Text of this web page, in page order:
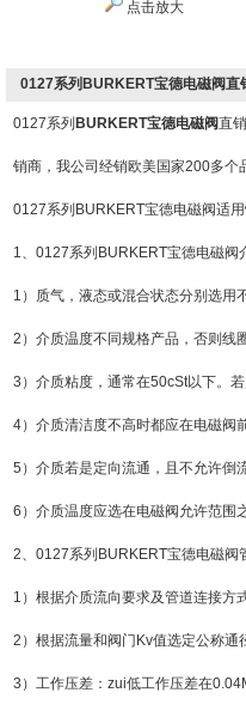
点击放大
0127系列BURKERT宝德电磁阀直
0127系列 BURKERT宝德电磁阀直
销商，我公司经销欧美国家200多个
0127系列BURKERT宝德电磁阀适
1、0127系列BURKERT宝德电磁阀
1）质气，液态或混合状态分别选用
2）介质温度不同规格产品，否则线
3）介质粘度，通常在50cSt以下。
4）介质清洁度不高时都应在电磁阀
5）介质若是定向流通，且不允许倒
6）介质温度应选在电磁阀允许范围
2、0127系列BURKERT宝德电磁阀
1）根据介质流向要求及管道连接方
2）根据流量和阀门Kv值选定公称通
3）工作压差：zui低工作压差在